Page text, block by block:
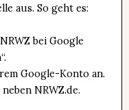
aus. So geht es:
bei Google
Google-Konto an.
NRWZ.de.